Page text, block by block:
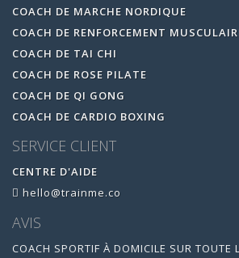
COACH DE MARCHE NORDIQUE
COACH DE RENFORCEMENT
COACH DE TAI CHI
COACH DE ROSE PILATE
COACH DE QI GONG
COACH DE CARDIO BOXING
SERVICE CLIENT
CENTRE D'AIDE
hello@trainme.co
AVIS
COACH SPORTIF À DOMICILE SUR TOUTE